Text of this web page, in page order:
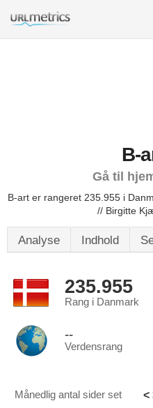
B-
Gå til
B-art er rangeret 235.955 i
// Birgitte
Analyse Indhold
235.955
Rang i Danmark
--
Verdensrang
Månedlig antal sider set <